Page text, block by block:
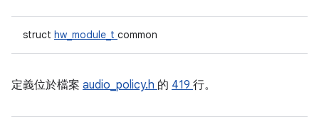
struct hw_module_t common
定義位於檔案 audio_policy.h 的 419 行。